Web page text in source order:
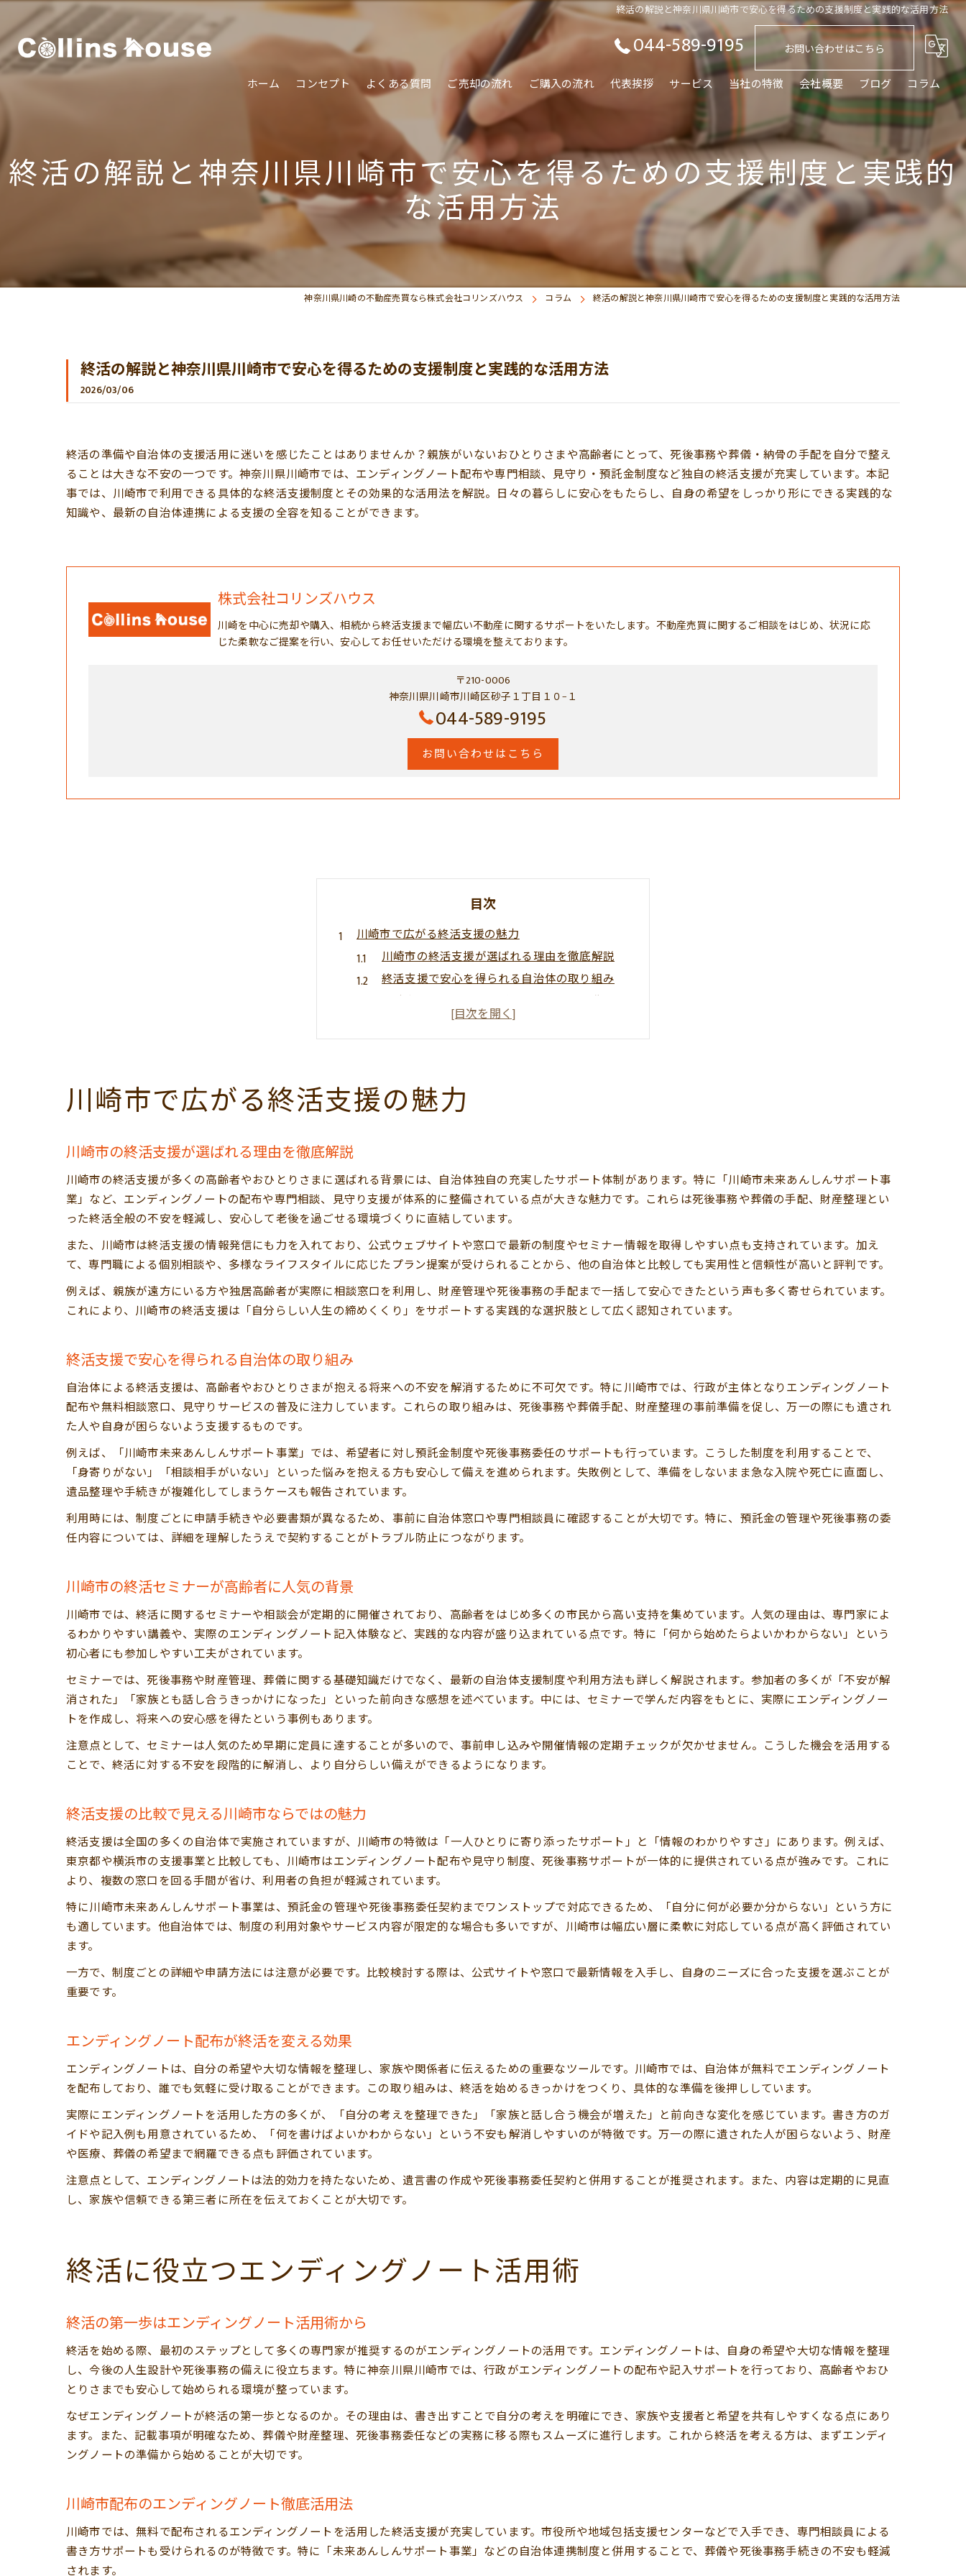
終活の解説と神奈川県川崎市で安心を得るための支援制度と実践的な活用方法
044-589-9195 お問い合わせはこちら
ホーム コンセプト よくある質問 ご売却の流れ ご購入の流れ 代表挨拶 サービス 当社の特徴
買取
仲介
空き家
相続
終活
会社概要 ブログ コラム
終活の解説と神奈川県川崎市で安心を得るための支援制度と実践的
な活用方法
神奈川県川崎の不動産売買なら株式会社コリンズハウス コラム 終活の解説と神奈川県川崎市で安心を得るための支援制度と実践的な活用方法
終活の解説と神奈川県川崎市で安心を得るための支援制度と実践的な活用方法
2026/03/06
終活の準備や自治体の支援活用に迷いを感じたことはありませんか？親族がいないおひとりさまや高齢者にとって、死後事務や葬儀・納骨の手配を自分で整え
ることは大きな不安の一つです。神奈川県川崎市では、エンディングノート配布や専門相談、見守り・預託金制度など独自の終活支援が充実しています。本記
事では、川崎市で利用できる具体的な終活支援制度とその効果的な活用法を解説。日々の暮らしに安心をもたらし、自身の希望をしっかり形にできる実践的な
知識や、最新の自治体連携による支援の全容を知ることができます。
株式会社コリンズハウス
川崎を中心に売却や購入、相続から終活支援まで幅広い不動産に関するサポートをいたします。不動産売買に関するご相談をはじめ、状況に応
じた柔軟なご提案を行い、安心してお任せいただける環境を整えております。
〒210-0006
神奈川県川崎市川崎区砂子１丁目１０−１
044-589-9195
お問い合わせはこちら
目次
川崎市で広がる終活支援の魅力
川崎市の終活支援が選ばれる理由を徹底解説
終活支援で安心を得られる自治体の取り組み
川崎市の終活セミナーが高齢者に人気の背景
終活支援の比較で見える川崎市ならではの魅力
エンディングノート配布が終活を変える効果
終活の第一歩はエンディングノート活用術から
川崎市配布のエンディングノート徹底活用法
エンディングノート記入時の終活ポイント解説
あんしんサポート事業から学ぶ終活の知恵
終活を支える川崎市あんしんサポート事業
未来あんしんサポート事業の終活活用ポイント
終活支援で注目の預託金制度の特徴とは
見守りサービスが高齢者の終活に与える安心
終活で学ぶ川崎市あんしんサポート活用法
終活支援事業の連携体制とそのメリット解説
高齢者等終身サポート事業による終活強化策
終活を見据えた川崎市独自の取り組み内容
自治体連携で得られる終活支援の実際
終活解説で分かる自治体連携支援事例の紹介
自治体一覧から見える終活支援の違いと特徴
川崎市の終活連携がもたらす実践的な安心感
終活セミナー参加が不安解消に役立つ仕組み
終活解説を深める自治体開催セミナーの魅力
参加者が語る終活支援セミナー活用のコツ
川崎市で広がる終活支援の魅力
川崎市の終活支援が選ばれる理由を徹底解説
川崎市の終活支援が多くの高齢者やおひとりさまに選ばれる背景には、自治体独自の充実したサポート体制があります。特に「川崎市未来あんしんサポート事
業」など、エンディングノートの配布や専門相談、見守り支援が体系的に整備されている点が大きな魅力です。これらは死後事務や葬儀の手配、財産整理とい
った終活全般の不安を軽減し、安心して老後を過ごせる環境づくりに直結しています。
また、川崎市は終活支援の情報発信にも力を入れており、公式ウェブサイトや窓口で最新の制度やセミナー情報を取得しやすい点も支持されています。加え
て、専門職による個別相談や、多様なライフスタイルに応じたプラン提案が受けられることから、他の自治体と比較しても実用性と信頼性が高いと評判です。
例えば、親族が遠方にいる方や独居高齢者が実際に相談窓口を利用し、財産管理や死後事務の手配まで一括して安心できたという声も多く寄せられています。
これにより、川崎市の終活支援は「自分らしい人生の締めくくり」をサポートする実践的な選択肢として広く認知されています。
終活支援で安心を得られる自治体の取り組み
自治体による終活支援は、高齢者やおひとりさまが抱える将来への不安を解消するために不可欠です。特に川崎市では、行政が主体となりエンディングノート
配布や無料相談窓口、見守りサービスの普及に注力しています。これらの取り組みは、死後事務や葬儀手配、財産整理の事前準備を促し、万一の際にも遺され
た人や自身が困らないよう支援するものです。
例えば、「川崎市未来あんしんサポート事業」では、希望者に対し預託金制度や死後事務委任のサポートも行っています。こうした制度を利用することで、
「身寄りがない」「相談相手がいない」といった悩みを抱える方も安心して備えを進められます。失敗例として、準備をしないまま急な入院や死亡に直面し、
遺品整理や手続きが複雑化してしまうケースも報告されています。
利用時には、制度ごとに申請手続きや必要書類が異なるため、事前に自治体窓口や専門相談員に確認することが大切です。特に、預託金の管理や死後事務の委
任内容については、詳細を理解したうえで契約することがトラブル防止につながります。
川崎市の終活セミナーが高齢者に人気の背景
川崎市では、終活に関するセミナーや相談会が定期的に開催されており、高齢者をはじめ多くの市民から高い支持を集めています。人気の理由は、専門家によ
るわかりやすい講義や、実際のエンディングノート記入体験など、実践的な内容が盛り込まれている点です。特に「何から始めたらよいかわからない」という
初心者にも参加しやすい工夫がされています。
セミナーでは、死後事務や財産管理、葬儀に関する基礎知識だけでなく、最新の自治体支援制度や利用方法も詳しく解説されます。参加者の多くが「不安が解
消された」「家族とも話し合うきっかけになった」といった前向きな感想を述べています。中には、セミナーで学んだ内容をもとに、実際にエンディングノー
トを作成し、将来への安心感を得たという事例もあります。
注意点として、セミナーは人気のため早期に定員に達することが多いので、事前申し込みや開催情報の定期チェックが欠かせません。こうした機会を活用する
ことで、終活に対する不安を段階的に解消し、より自分らしい備えができるようになります。
終活支援の比較で見える川崎市ならではの魅力
終活支援は全国の多くの自治体で実施されていますが、川崎市の特徴は「一人ひとりに寄り添ったサポート」と「情報のわかりやすさ」にあります。例えば、
東京都や横浜市の支援事業と比較しても、川崎市はエンディングノート配布や見守り制度、死後事務サポートが一体的に提供されている点が強みです。これに
より、複数の窓口を回る手間が省け、利用者の負担が軽減されています。
特に川崎市未来あんしんサポート事業は、預託金の管理や死後事務委任契約までワンストップで対応できるため、「自分に何が必要か分からない」という方に
も適しています。他自治体では、制度の利用対象やサービス内容が限定的な場合も多いですが、川崎市は幅広い層に柔軟に対応している点が高く評価されてい
ます。
一方で、制度ごとの詳細や申請方法には注意が必要です。比較検討する際は、公式サイトや窓口で最新情報を入手し、自身のニーズに合った支援を選ぶことが
重要です。
エンディングノート配布が終活を変える効果
エンディングノートは、自分の希望や大切な情報を整理し、家族や関係者に伝えるための重要なツールです。川崎市では、自治体が無料でエンディングノート
を配布しており、誰でも気軽に受け取ることができます。この取り組みは、終活を始めるきっかけをつくり、具体的な準備を後押ししています。
実際にエンディングノートを活用した方の多くが、「自分の考えを整理できた」「家族と話し合う機会が増えた」と前向きな変化を感じています。書き方のガ
イドや記入例も用意されているため、「何を書けばよいかわからない」という不安も解消しやすいのが特徴です。万一の際に遺された人が困らないよう、財産
や医療、葬儀の希望まで網羅できる点も評価されています。
注意点として、エンディングノートは法的効力を持たないため、遺言書の作成や死後事務委任契約と併用することが推奨されます。また、内容は定期的に見直
し、家族や信頼できる第三者に所在を伝えておくことが大切です。
終活に役立つエンディングノート活用術
終活の第一歩はエンディングノート活用術から
終活を始める際、最初のステップとして多くの専門家が推奨するのがエンディングノートの活用です。エンディングノートは、自身の希望や大切な情報を整理
し、今後の人生設計や死後事務の備えに役立ちます。特に神奈川県川崎市では、行政がエンディングノートの配布や記入サポートを行っており、高齢者やおひ
とりさまでも安心して始められる環境が整っています。
なぜエンディングノートが終活の第一歩となるのか。その理由は、書き出すことで自分の考えを明確にでき、家族や支援者と希望を共有しやすくなる点にあり
ます。また、記載事項が明確なため、葬儀や財産整理、死後事務委任などの実務に移る際もスムーズに進行します。これから終活を考える方は、まずエンディ
ングノートの準備から始めることが大切です。
川崎市配布のエンディングノート徹底活用法
川崎市では、無料で配布されるエンディングノートを活用した終活支援が充実しています。市役所や地域包括支援センターなどで入手でき、専門相談員による
書き方サポートも受けられるのが特徴です。特に「未来あんしんサポート事業」などの自治体連携制度と併用することで、葬儀や死後事務手続きの不安も軽減
されます。